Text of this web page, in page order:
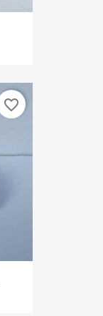
favorite_border